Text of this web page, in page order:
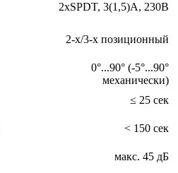
2xSPDT, 3(1,5)А, 230В
2-х/3-х позиционный
0°...90° (-5°...90°
механически)
≤ 25 сек
< 150 сек
макс. 45 дБ